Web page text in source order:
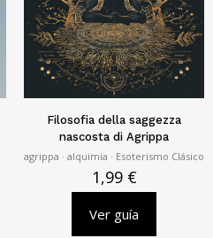
Filosofia della saggezza
nascosta di Agrippa
agrippa · alquimia · Esoterismo Clásico
1,99 €
Ver guía